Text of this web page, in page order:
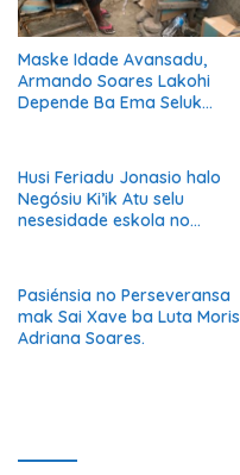
Maske Idade Avansadu,
Armando Soares Lakohi
Depende Ba Ema Seluk
Husi Feriadu Jonasio halo
Negósiu Ki’ik Atu selu
nesesidade eskola no
Pasiénsia no Perseveransa
mak Sai Xave ba Luta Moris
Adriana Soares.